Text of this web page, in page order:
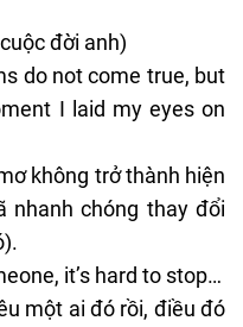
đời anh)
do not come true, but
I laid my eyes on
không trở thành hiện
nhanh chóng thay đổi
it’s hard to stop…
một ai đó rồi, điều đó